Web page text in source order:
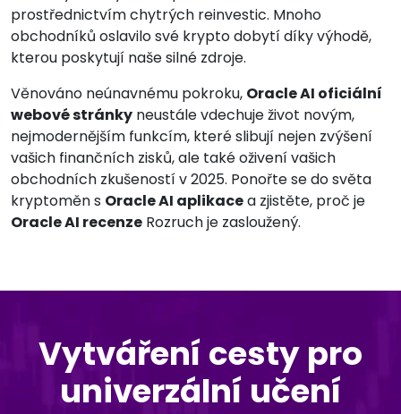
prostřednictvím chytrých reinvestic. Mnoho
obchodníků oslavilo své krypto dobytí díky výhodě,
kterou poskytují naše silné zdroje.
Věnováno neúnavnému pokroku, Oracle AI oficiální
webové stránky neustále vdechuje život novým,
nejmodernějším funkcím, které slibují nejen zvýšení
vašich finančních zisků, ale také oživení vašich
obchodních zkušeností v 2025. Ponořte se do světa
kryptoměn s Oracle AI aplikacea zjistěte, proč je
Oracle AI recenze Rozruch je zasloužený.
Vytváření cesty pro
univerzální učení